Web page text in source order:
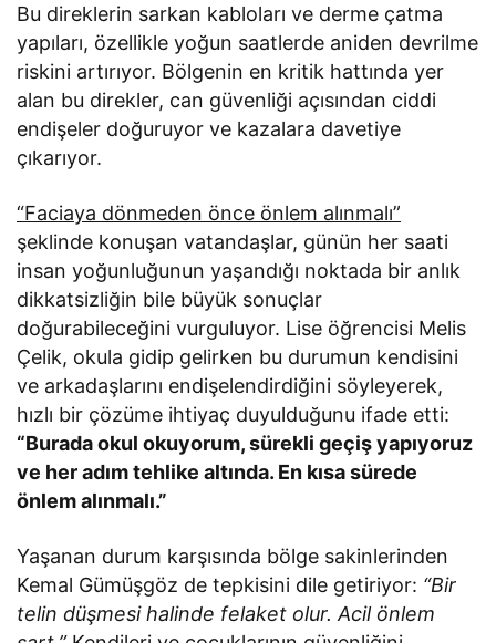
Bu direklerin sarkan kabloları ve derme çatma
yapıları, özellikle yoğun saatlerde aniden devrilme
riskini artırıyor. Bölgenin en kritik hattında yer
alan bu direkler, can güvenliği açısından ciddi
endişeler doğuruyor ve kazalara davetiye
çıkarıyor.
“Faciaya dönmeden önce önlem alınmalı”
şeklinde konuşan vatandaşlar, günün her saati
insan yoğunluğunun yaşandığı noktada bir anlık
dikkatsizliğin bile büyük sonuçlar
doğurabileceğini vurguluyor. Lise öğrencisi Melis
Çelik, okula gidip gelirken bu durumun kendisini
ve arkadaşlarını endişelendirdiğini söyleyerek,
hızlı bir çözüme ihtiyaç duyulduğunu ifade etti:
“Burada okul okuyorum, sürekli geçiş yapıyoruz
ve her adım tehlike altında. En kısa sürede
önlem alınmalı.”
Yaşanan durum karşısında bölge sakinlerinden
Kemal Gümüşgöz de tepkisini dile getiriyor: “Bir
telin düşmesi halinde felaket olur. Acil önlem